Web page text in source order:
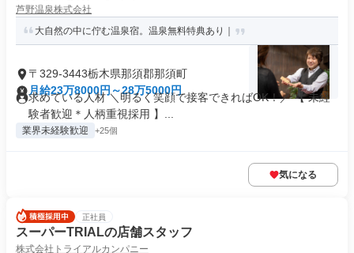
芦野温泉株式会社
大自然の中に佇む温泉宿。温泉無料特典あり｜
〒329-3443栃木県那須郡那須町
月給23万8000円～28万5000円
求めている人材 ＼明るく笑顔で接客できればOK！／ 【 未経
験者歓迎＊人柄重視採用 】...
業界未経験歓迎 +25個
気になる
正社員
スーパーTRIALの店舗スタッフ
株式会社トライアルカンパニー